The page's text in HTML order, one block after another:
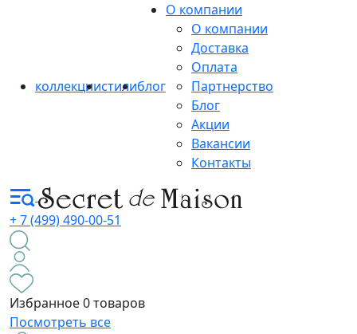
коллекциистилиблог
О компании
О компании
Доставка
Оплата
Партнерство
Блог
Акции
Вакансии
Контакты
+ 7 (499) 490-00-51
Избранное0 товаров
Посмотреть все